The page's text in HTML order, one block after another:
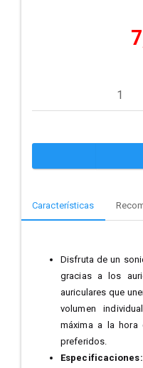
Características
Disfruta de un
gracias a los
auriculares que
volumen
máxima a la hora
preferidos.
Especificaciones: